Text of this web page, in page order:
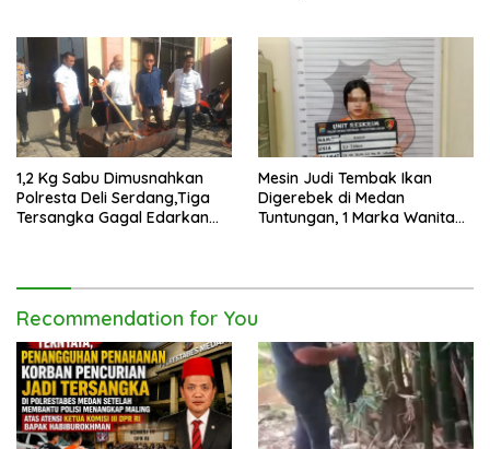
1,2 Kg Sabu Dimusnahkan
Polresta Deli Serdang,Tiga
Tersangka Gagal Edarkan
Mesin Judi Tembak Ikan
Digerebek di Medan
Tuntungan, 1 Marka Wanita
Recommendation for You